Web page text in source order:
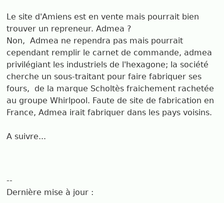
Le site d'Amiens est en vente mais pourrait bien
trouver un repreneur. Admea ?
Non, Admea ne rependra pas mais pourrait
cependant remplir le carnet de commande, admea
privilégiant les industriels de l'hexagone; la société
cherche un sous-traitant pour faire fabriquer ses
fours, de la marque Scholtès fraichement rachetée
au groupe Whirlpool. Faute de site de fabrication en
France, Admea irait fabriquer dans les pays voisins.
A suivre...
--
Dernière mise à jour :